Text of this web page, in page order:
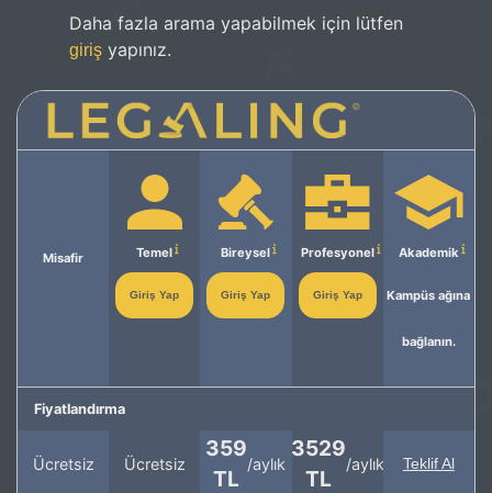
Daha fazla arama yapabilmek için lütfen
giriş yapınız.
Misafir Temel
Giriş Yap
Bireysel
Giriş Yap
Profesyonel
Giriş Yap
Akademik
Kampüs ağına
bağlanın.
Fiyatlandırma
Ücretsiz Ücretsiz
359
TL
/aylık
3529
TL
/aylık Teklif Al